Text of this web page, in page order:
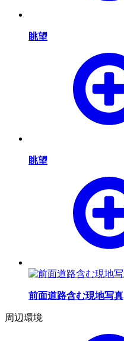
眺望
眺望
前面道路含む現地写真
周辺環境